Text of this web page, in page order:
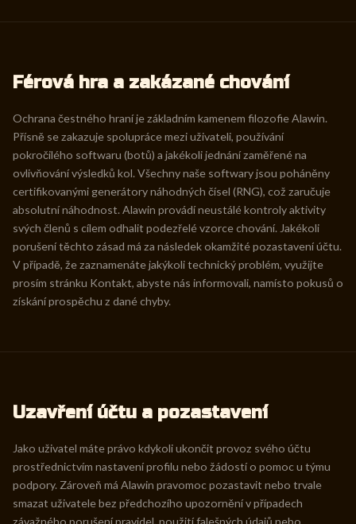
Férová hra a zakázané chování
Ochrana čestného hraní je základním kamenem filozofie Alawin.
Přísně se zakazuje spolupráce mezi uživateli, používání
pokročilého softwaru (botů) a jakékoli jednání zaměřené na
ovlivňování výsledků kol. Všechny naše softwary jsou poháněny
certifikovanými generátory náhodných čísel (RNG), což zaručuje
absolutní náhodnost. Alawin provádí neustálé kontroly aktivity
svých členů s cílem odhalit podezřelé vzorce chování. Jakékoli
porušení těchto zásad má za následek okamžité pozastavení účtu.
V případě, že zaznamenáte jakýkoli technický problém, využijte
prosím stránku Kontakt, abyste nás informovali, namísto pokusů o
získání prospěchu z dané chyby.
Uzavření účtu a pozastavení
Jako uživatel máte právo kdykoli ukončit provoz svého účtu
prostřednictvím nastavení profilu nebo žádostí o pomoc u týmu
podpory. Zároveň má Alawin pravomoc pozastavit nebo trvale
smazat uživatele bez předchozího upozornění v případech
závažného porušení pravidel, použití falešných údajů nebo